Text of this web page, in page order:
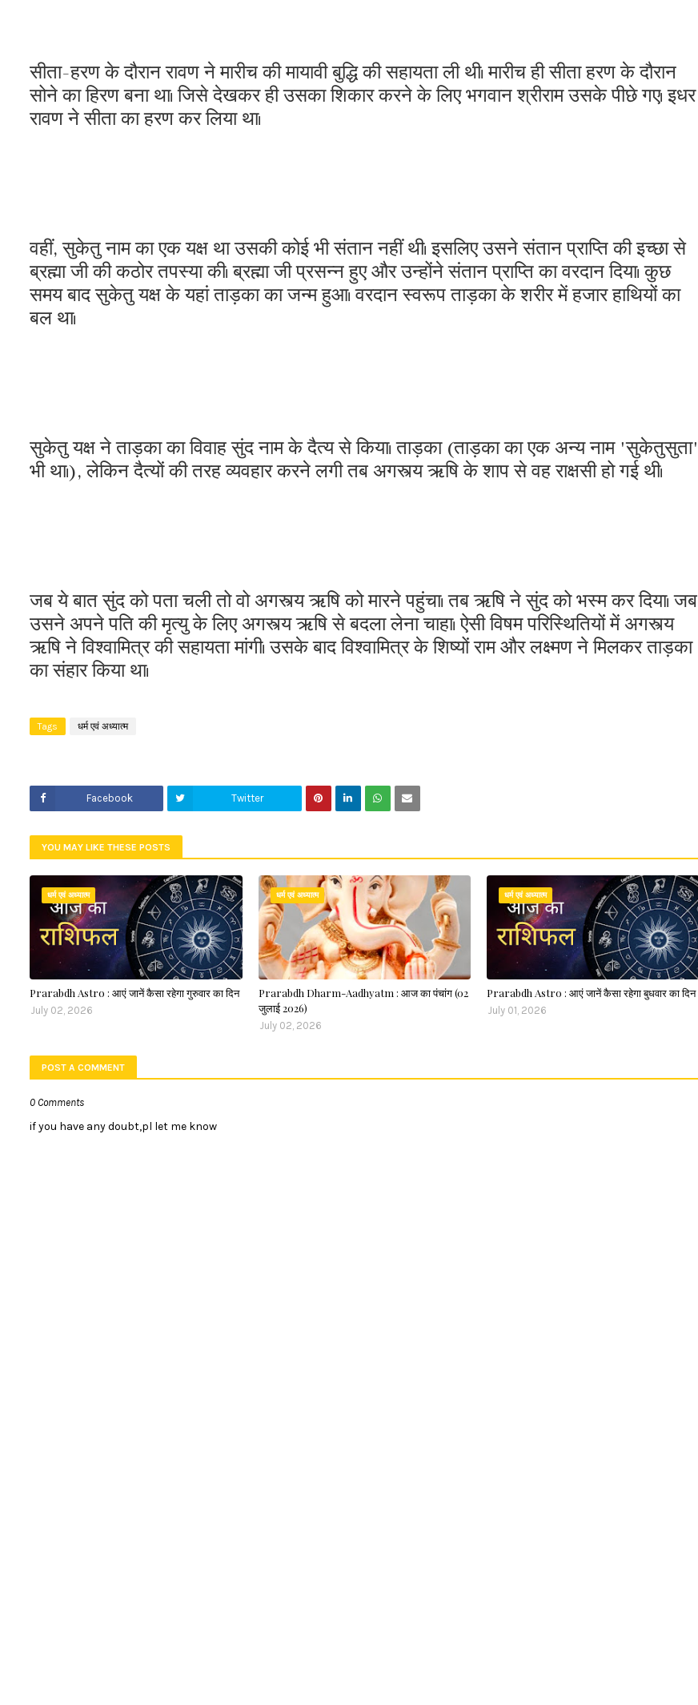
सीता-हरण के दौरान रावण ने मारीच की मायावी बुद्धि की सहायता ली थी। मारीच ही सीता हरण के दौरान
सोने का हिरण बना था। जिसे देखकर ही उसका शिकार करने के लिए भगवान श्रीराम उसके पीछे गए। इधर
रावण ने सीता का हरण कर लिया था।
वहीं, सुकेतु नाम का एक यक्ष था उसकी कोई भी संतान नहीं थी। इसलिए उसने संतान प्राप्ति की इच्छा से
ब्रह्मा जी की कठोर तपस्या की। ब्रह्मा जी प्रसन्न हुए और उन्होंने संतान प्राप्ति का वरदान दिया। कुछ
समय बाद सुकेतु यक्ष के यहां ताड़का का जन्म हुआ। वरदान स्वरूप ताड़का के शरीर में हजार हाथियों का
बल था।
सुकेतु यक्ष ने ताड़का का विवाह सुंद नाम के दैत्य से किया। ताड़का (ताड़का का एक अन्य नाम 'सुकेतुसुता'
भी था।), लेकिन दैत्यों की तरह व्यवहार करने लगी तब अगस्त्य ऋषि के शाप से वह राक्षसी हो गई थी।
जब ये बात सुंद को पता चली तो वो अगस्त्य ऋषि को मारने पहुंचा। तब ऋषि ने सुंद को भस्म कर दिया। जब
उसने अपने पति की मृत्यु के लिए अगस्त्य ऋषि से बदला लेना चाहा। ऐसी विषम परिस्थितियों में अगस्त्य
ऋषि ने विश्वामित्र की सहायता मांगी। उसके बाद विश्वामित्र के शिष्यों राम और लक्ष्मण ने मिलकर ताड़का
का संहार किया था।
Tags धर्म एवं अध्यात्म
Facebook Twitter
YOU MAY LIKE THESE POSTS
धर्म एवं अध्यात्म
Prarabdh Astro : आएं जानें कैसा रहेगा गुरुवार का दिन
July 02, 2026
धर्म एवं अध्यात्म
Prarabdh Dharm-Aadhyatm : आज का पंचांग (02
जुलाई 2026)
July 02, 2026
धर्म एवं अध्यात्म
Prarabdh Astro : आएं जानें कैसा रहेगा बुधवार का दिन
July 01, 2026
POST A COMMENT
0 Comments
if you have any doubt,pl let me know